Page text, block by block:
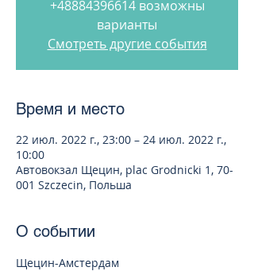
+48884396614 возможны
варианты
Смотреть другие события
Время и место
22 июл. 2022 г., 23:00 – 24 июл. 2022 г.,
10:00
Автовокзал Щецин, plac Grodnicki 1, 70-
001 Szczecin, Польша
О событии
Щецин-Амстердам